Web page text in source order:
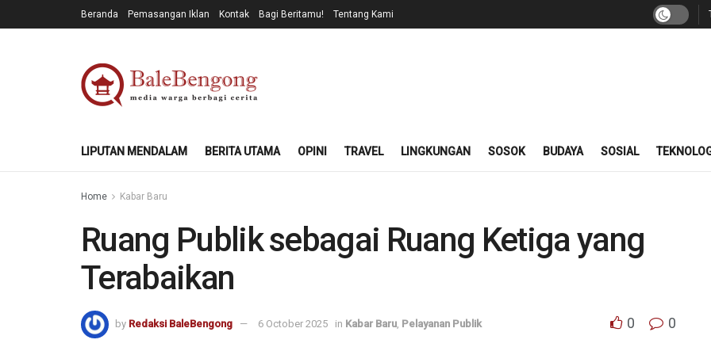
Beranda Pemasangan Iklan Kontak Bagi Beritamu! Tentang Kami
LIPUTAN MENDALAM BERITA UTAMA OPINI TRAVEL LINGKUNGAN SOSOK BUDAYA SOSIAL
Home Kabar Baru
Ruang Publik sebagai Ruang Ketiga yang
Terabaikan
by Redaksi BaleBengong 6 October 2025 in Kabar Baru Pelayanan Publik 0 0